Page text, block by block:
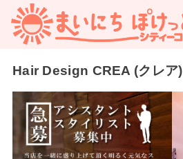
Hair Design CREA (クレア)